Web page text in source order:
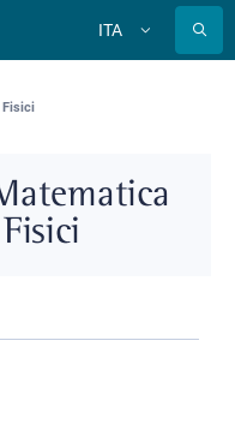
ITA
Fisici